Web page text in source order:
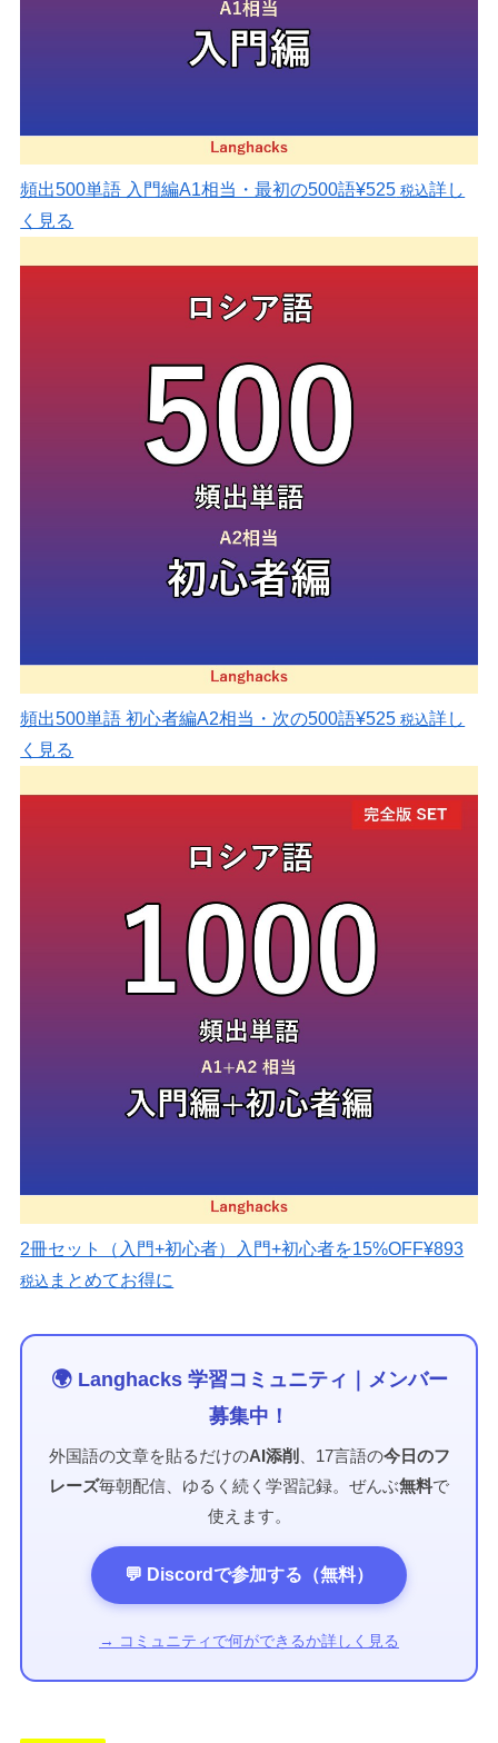
頻出500単語 入門編A1相当・最初の500語¥525 税込詳し
く見る
頻出500単語 初心者編A2相当・次の500語¥525 税込詳し
く見る
2冊セット（入門+初心者） 入門+初心者を15%OFF¥893
税込 まとめてお得に
🌍 Langhacks 学習コミュニティ｜メンバー
募集中！
外国語の文章を貼るだけのAI添削 、17言語の今日のフ
レーズ毎朝配信、ゆるく続く学習記録。ぜんぶ無料で
使えます。
💬 Discordで参加する（無料）
→ コミュニティで何ができるか詳しく見る